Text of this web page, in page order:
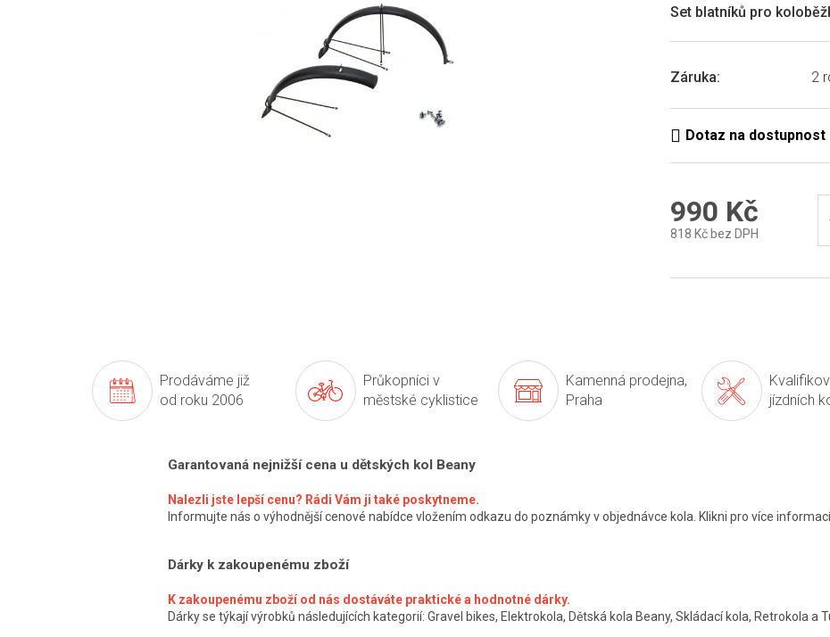
Záruka: 2
Set blatníků pro
0,0
5
990 Kč
818 Kč bez DPH
Prodáváme již
od roku 2006
Průkopníci v
městské cyklistice
Kamenná prodejna,
Praha
jízdních
Garantovaná nejnižší cena u dětských kol Beany
Nalezli jste lepší cenu? Rádi Vám ji také poskytneme.
Informujte nás o výhodnější cenové nabídce vložením odkazu do poznámky v objednávce kola. Klikni pro více
Dárky k zakoupenému zboží
K zakoupenému zboží od nás dostáváte praktické a hodnotné dárky.
Dárky se týkají výrobků následujících kategorií: Gravel bikes, Elektrokola, Dětská kola Beany, Skládací kola, Retrokola a